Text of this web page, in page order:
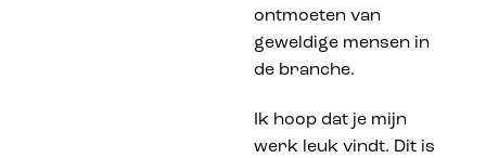
ontmoeten van
geweldige mensen in
de branche.
Ik hoop dat je mijn
werk leuk vindt. Dit is